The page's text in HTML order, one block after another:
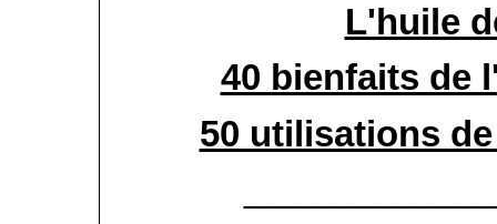
L'huile
40 bienfaits de
50 utilisations